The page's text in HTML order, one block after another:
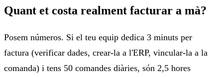
Quant et costa realment facturar a mà?
Posem números. Si el teu equip dedica 3 minuts per
factura (verificar dades, crear-la a l'ERP, vincular-la a la
comanda) i tens 50 comandes diàries, són 2,5 hores